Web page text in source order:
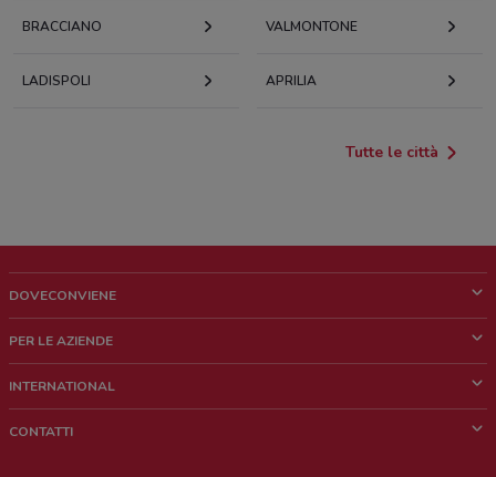
BRACCIANO VALMONTONE
LADISPOLI APRILIA
Tutte le città
DOVECONVIENE
Chi siamo
Lavora con noi
PER LE AZIENDE
Richieste commerciali e marketing
INTERNATIONAL
CONTATTI